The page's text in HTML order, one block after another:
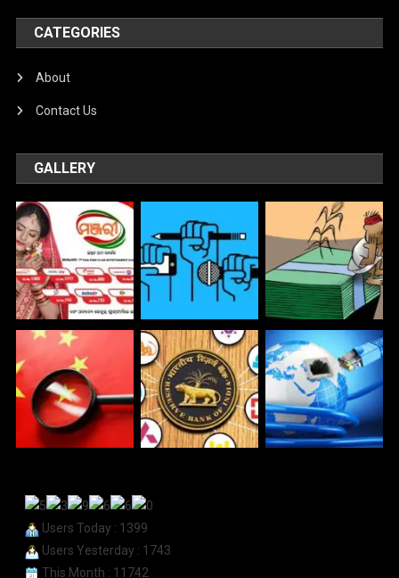
CATEGORIES
About
Contact Us
GALLERY
Users Today : 1399
Users Yesterday : 1743
This Month : 11742